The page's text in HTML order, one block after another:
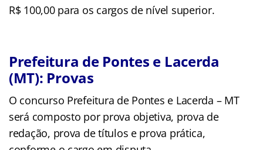
R$ 100,00 para os cargos de nível superior.
Prefeitura de Pontes e Lacerda
(MT): Provas
O concurso Prefeitura de Pontes e Lacerda – MT
será composto por prova objetiva, prova de
redação, prova de títulos e prova prática,